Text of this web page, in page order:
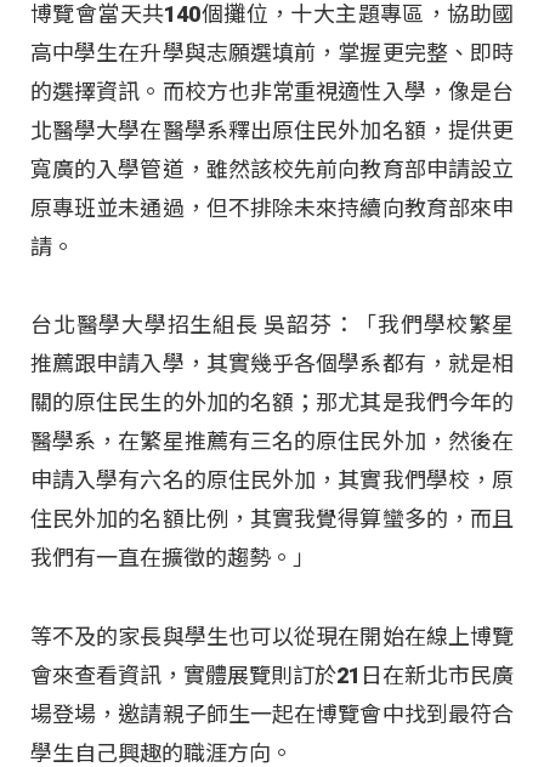
博覽會當天共140個攤位，十大主題專區，協助國
高中學生在升學與志願選填前，掌握更完整、即時
的選擇資訊。而校方也非常重視適性入學，像是台
北醫學大學在醫學系釋出原住民外加名額，提供更
寬廣的入學管道，雖然該校先前向教育部申請設立
原專班並未通過，但不排除未來持續向教育部來申
請。
台北醫學大學招生組長 吳韶芬：「我們學校繁星
推薦跟申請入學，其實幾乎各個學系都有，就是相
關的原住民生的外加的名額；那尤其是我們今年的
醫學系，在繁星推薦有三名的原住民外加，然後在
申請入學有六名的原住民外加，其實我們學校，原
住民外加的名額比例，其實我覺得算蠻多的，而且
我們有一直在擴徵的趨勢。」
等不及的家長與學生也可以從現在開始在線上博覽
會來查看資訊，實體展覽則訂於21日在新北市民廣
場登場，邀請親子師生一起在博覽會中找到最符合
學生自己興趣的職涯方向。